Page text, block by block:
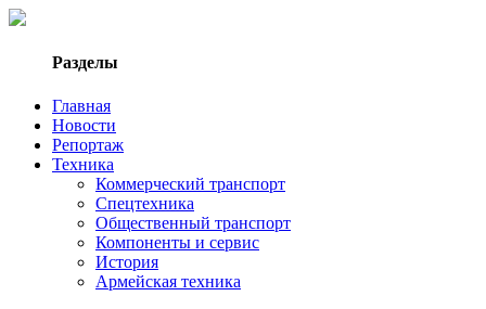
Разделы
Главная
Новости
Репортаж
Техника
Коммерческий транспорт
Спецтехника
Общественный транспорт
Компоненты и сервис
История
Армейская техника